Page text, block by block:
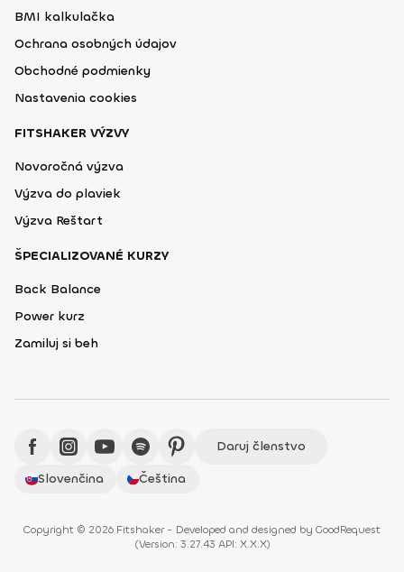
BMI kalkulačka
Ochrana osobných údajov
Obchodné podmienky
Nastavenia cookies
FITSHAKER VÝZVY
Novoročná výzva
Výzva do plaviek
Výzva Reštart
ŠPECIALIZOVANÉ KURZY
Back Balance
Power kurz
Zamiluj si beh
Daruj členstvo
Slovenčina
Čeština
Copyright © 2026 Fitshaker - Developed and designed by GoodRequest
(Version: 3.27.43 API: X.X.X)